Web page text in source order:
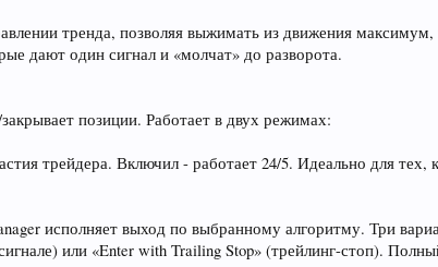
тренда, позволяя выжимать из движения максимум,
дают один сигнал и «молчат» до разворота.
позиции. Работает в двух режимах:
трейдера. Включил - работает 24/5. Идеально для
исполняет выход по выбранному алгоритму. Три
или «Enter with Trailing Stop» (трейлинг-стоп).